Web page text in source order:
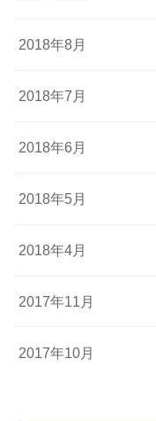
2018年8月
2018年7月
2018年6月
2018年5月
2018年4月
2017年11月
2017年10月